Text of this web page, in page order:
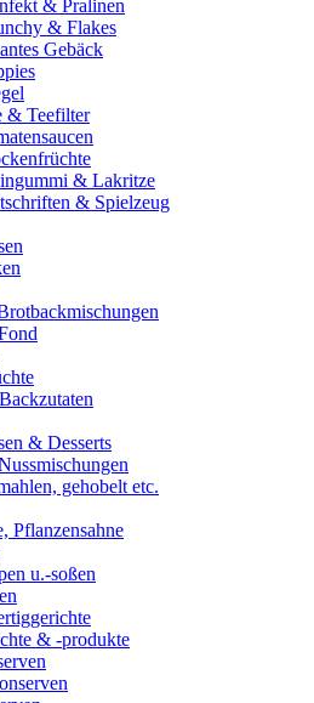
& Pralinen
& Flakes
Gebäck
& Teefilter
& Lakritze
& Spielzeug
& Desserts
gehobelt etc.
Pflanzensahne
u.-soßen
& -produkte